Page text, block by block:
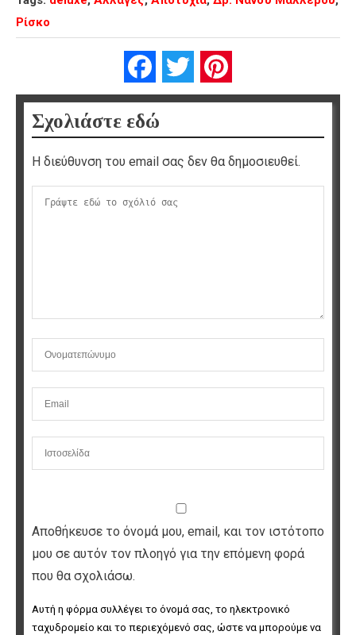
Ρίσκο
FacebookTwitter
Σχολιάστε εδώ
Η διεύθυνση του email σας δεν θα δημοσιευθεί.
Αποθήκευσε το όνομά μου, email, και τον ιστότοπο
μου σε αυτόν τον πλοηγό για την επόμενη φορά
που θα σχολιάσω.
Αυτή η φόρμα συλλέγει το όνομά σας, το ηλεκτρονικό
ταχυδρομείο και το περιεχόμενό σας, ώστε να μπορούμε να